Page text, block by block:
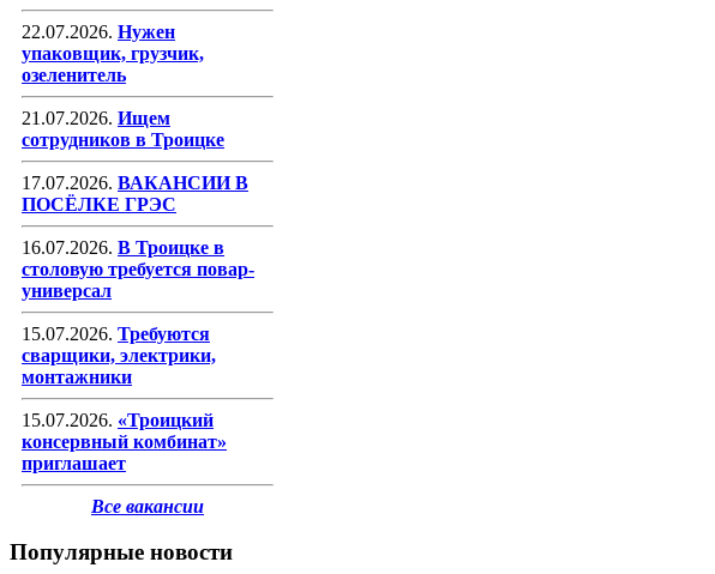
22.07.2026. Нужен
упаковщик, грузчик,
озеленитель
21.07.2026. Ищем
сотрудников в Троицке
17.07.2026. ВАКАНСИИ В
ПОСЁЛКЕ ГРЭС
16.07.2026. В Троицке в
столовую требуется повар-
универсал
15.07.2026. Требуются
сварщики, электрики,
монтажники
15.07.2026. «Троицкий
консервный комбинат»
приглашает
Все вакансии
Популярные новости